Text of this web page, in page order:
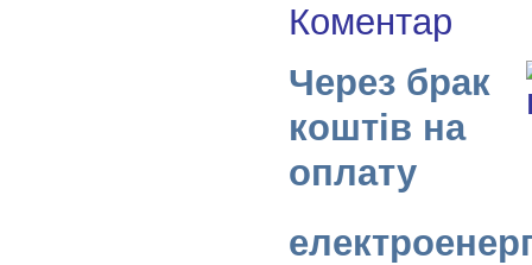
Коментар
Через брак
коштів на
оплату